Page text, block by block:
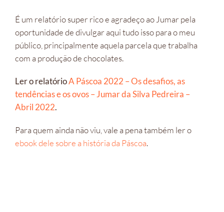
É um relatório super rico e agradeço ao Jumar pela
oportunidade de divulgar aqui tudo isso para o meu
público, principalmente aquela parcela que trabalha
com a produção de chocolates.
Ler o relatórioA Páscoa 2022 – Os desafios, as
tendências e os ovos – Jumar da Silva Pedreira –
Abril 2022.
Para quem ainda não viu, vale a pena também ler o
ebook dele sobre a história da Páscoa.